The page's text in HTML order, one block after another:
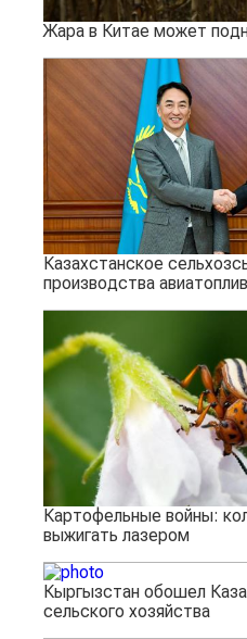
Жара в Китае может
Казахстанское
производства
Картофельные войны:
выжигать лазером
Кыргызстан обошел
сельского хозяйства